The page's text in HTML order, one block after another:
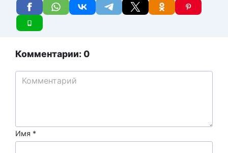
Комментарии: 0
Имя *